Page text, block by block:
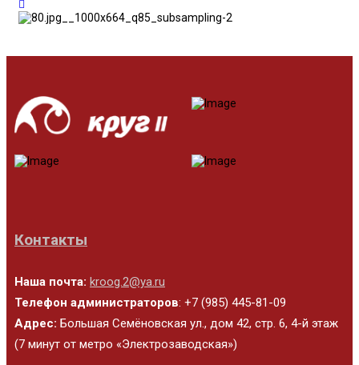
Контакты
Наша почта: kroog.2@ya.ru
Телефон администраторов: +7 (985) 445-81-09
Адрес: Большая Семёновская ул., дом 42, стр. 6, 4-й этаж
(7 минут от метро «Электрозаводская»)